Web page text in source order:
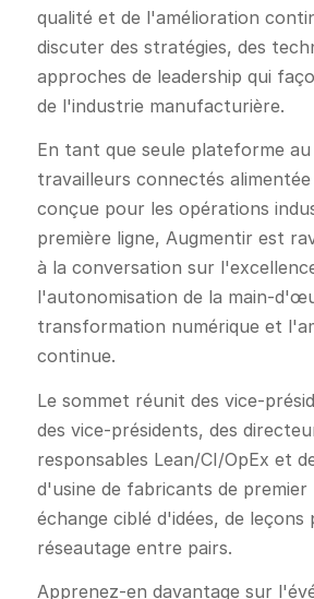
qualité et de l'amélioration
discuter des stratégies, des
approches de leadership qui
de l'industrie manufacturière.
En tant que seule plateforme au
travailleurs connectés
conçue pour les opérations
première ligne, Augmentir est
à la conversation sur
l'autonomisation de la main-
transformation numérique et
continue.
Le sommet réunit des vice-
des vice-présidents, des
responsables Lean/CI/OpEx et
d'usine de fabricants de
échange ciblé d'idées, de leçons
réseautage entre pairs.
Apprenez-en davantage sur